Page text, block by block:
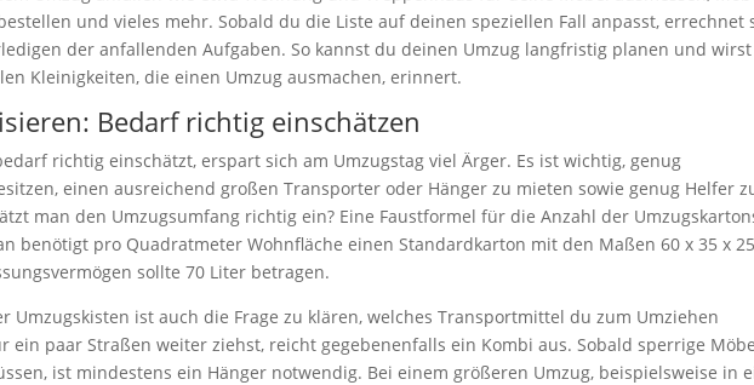
und vieles mehr. Sobald du die Liste auf deinen speziellen Fall anpasst, errechnet
der anfallenden Aufgaben. So kannst du deinen Umzug langfristig planen und wirst
Kleinigkeiten, die einen Umzug ausmachen, erinnert.
Bedarf richtig einschätzen
richtig einschätzt, erspart sich am Umzugstag viel Ärger. Es ist wichtig, genug
einen ausreichend großen Transporter oder Hänger zu mieten sowie genug Helfer
man den Umzugsumfang richtig ein? Eine Faustformel für die Anzahl der
benötigt pro Quadratmeter Wohnfläche einen Standardkarton mit den Maßen 60 x 35 x 25
sollte 70 Liter betragen.
Umzugskisten ist auch die Frage zu klären, welches Transportmittel du zum Umziehen
ein paar Straßen weiter ziehst, reicht gegebenenfalls ein Kombi aus. Sobald sperrige
ist mindestens ein Hänger notwendig. Bei einem größeren Umzug, beispielsweise in